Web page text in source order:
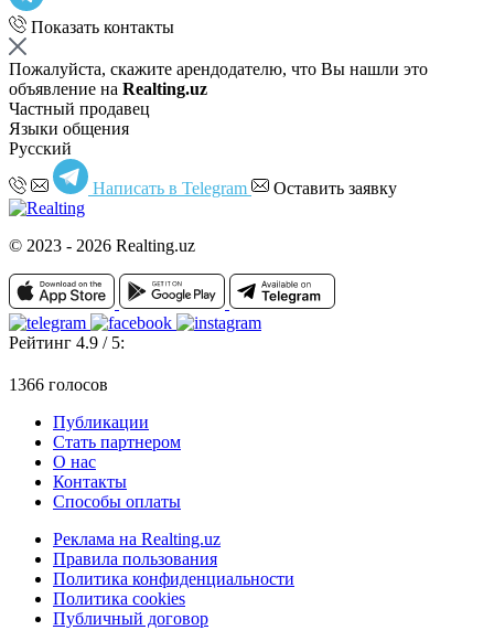
Показать контакты
Пожалуйста, скажите арендодателю, что Вы нашли это
объявление на Realting.uz
Частный продавец
Языки общения
Русский
Написать в Telegram Оставить заявку
© 2023 - 2026 Realting.uz
Рейтинг 4.9 / 5:
1366 голосов
Публикации
Стать партнером
О нас
Контакты
Способы оплаты
Реклама на Realting.uz
Правила пользования
Политика конфиденциальности
Политика cookies
Публичный договор